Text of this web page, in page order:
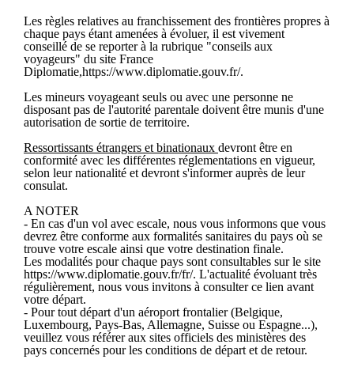
Les règles relatives au franchissement des frontières propres à
chaque pays étant amenées à évoluer, il est vivement
conseillé de se reporter à la rubrique "conseils aux
voyageurs" du site France
Diplomatie,https://www.diplomatie.gouv.fr/.
Les mineurs voyageant seuls ou avec une personne ne
disposant pas de l'autorité parentale doivent être munis d'une
autorisation de sortie de territoire.
Ressortissants étrangers et binationaux devront être en
conformité avec les différentes réglementations en vigueur,
selon leur nationalité et devront s'informer auprès de leur
consulat.
A NOTER
- En cas d'un vol avec escale, nous vous informons que vous
devrez être conforme aux formalités sanitaires du pays où se
trouve votre escale ainsi que votre destination finale.
Les modalités pour chaque pays sont consultables sur le site
https://www.diplomatie.gouv.fr/fr/. L'actualité évoluant très
régulièrement, nous vous invitons à consulter ce lien avant
votre départ.
- Pour tout départ d'un aéroport frontalier (Belgique,
Luxembourg, Pays-Bas, Allemagne, Suisse ou Espagne...),
veuillez vous référer aux sites officiels des ministères des
pays concernés pour les conditions de départ et de retour.